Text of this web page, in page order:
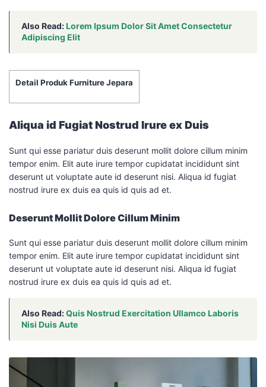
Also Read:Lorem Ipsum Dolor Sit Amet Consectetur
Adipiscing Elit
Detail Produk Furniture Jepara
Aliqua id Fugiat Nostrud Irure ex Duis
Sunt qui esse pariatur duis deserunt mollit dolore cillum minim
tempor enim. Elit aute irure tempor cupidatat incididunt sint
deserunt ut voluptate aute id deserunt nisi. Aliqua id fugiat
nostrud irure ex duis ea quis id quis ad et.
Deserunt Mollit Dolore Cillum Minim
Sunt qui esse pariatur duis deserunt mollit dolore cillum minim
tempor enim. Elit aute irure tempor cupidatat incididunt sint
deserunt ut voluptate aute id deserunt nisi. Aliqua id fugiat
nostrud irure ex duis ea quis id quis ad et.
Also Read:Quis Nostrud Exercitation Ullamco Laboris
Nisi Duis Aute